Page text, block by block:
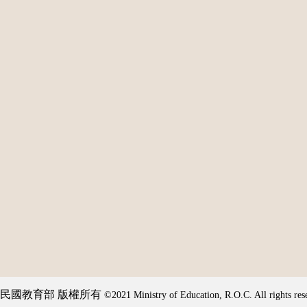
國教育部 版權所有 ©2021 Ministry of Education, R.O.C. All rights